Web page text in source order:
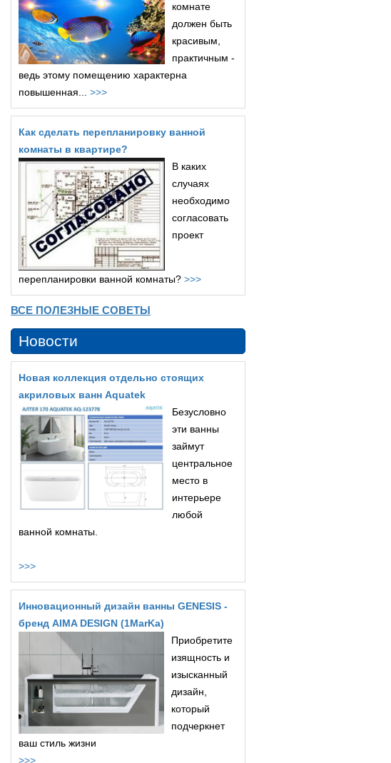
комнате
должен быть
красивым,
практичным -
ведь этому помещению характерна
повышенная... >>>
Как сделать перепланировку ванной
комнаты в квартире?
В каких
случаях
необходимо
согласовать
проект
перепланировки ванной комнаты? >>>
ВСЕ ПОЛЕЗНЫЕ СОВЕТЫ
Новости
Новая коллекция отдельно стоящих
акриловых ванн Aquatek
Безусловно
эти ванны
займут
центральное
место в
интерьере
любой
ванной комнаты.
>>>
Инновационный дизайн ванны GENESIS -
бренд AIMA DESIGN (1MarKa)
Приобретите
изящность и
изысканный
дизайн,
который
подчеркнет
ваш стиль жизни
>>>